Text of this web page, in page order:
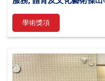
學術獎項